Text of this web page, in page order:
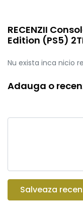
RECENZII
Edition (PS5)
Nu exista inca nicio
Adauga o
Salveaza